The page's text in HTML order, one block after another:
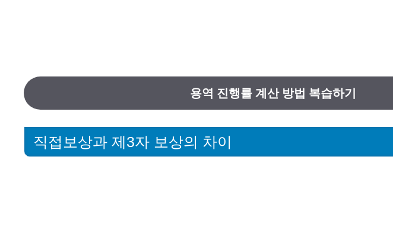
용역 진행률 계산 방법 복습하기
직접보상과 제3자 보상의 차이